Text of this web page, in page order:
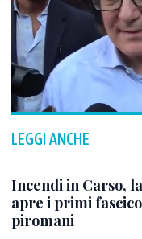
LEGGI ANCHE
Incendi in Carso,
apre i primi
piromani